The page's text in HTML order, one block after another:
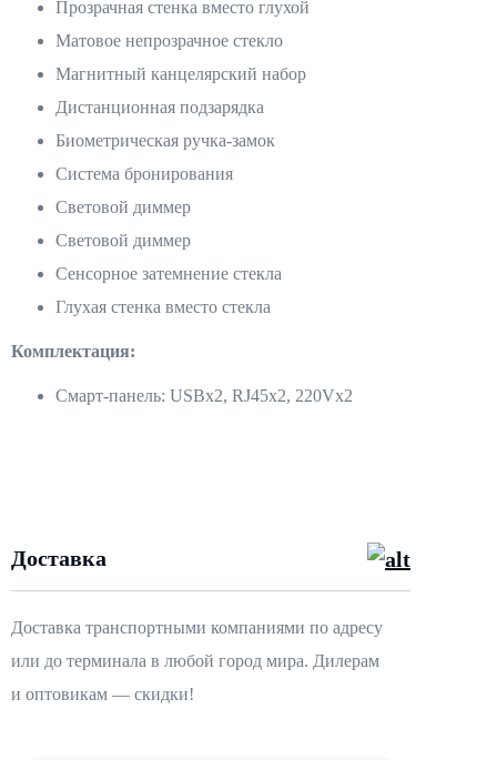
Прозрачная стенка вместо глухой
Матовое непрозрачное стекло
Магнитный канцелярский набор
Дистанционная подзарядка
Биометрическая ручка-замок
Система бронирования
Световой диммер
Световой диммер
Сенсорное затемнение стекла
Глухая стенка вместо стекла
Комплектация:
Смарт-панель: USBx2, RJ45x2, 220Vx2
Доставка
Доставка транспортными компаниями по адресу
или до терминала в любой город мира. Дилерам
и оптовикам — скидки!